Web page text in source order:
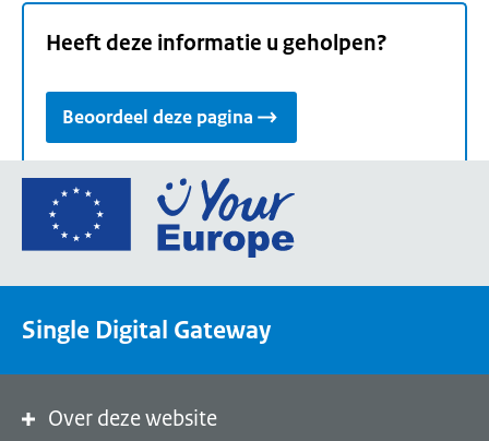
Heeft deze informatie u geholpen?
Beoordeel deze pagina
Ga
de
een
Single Digital Gateway
Over deze website